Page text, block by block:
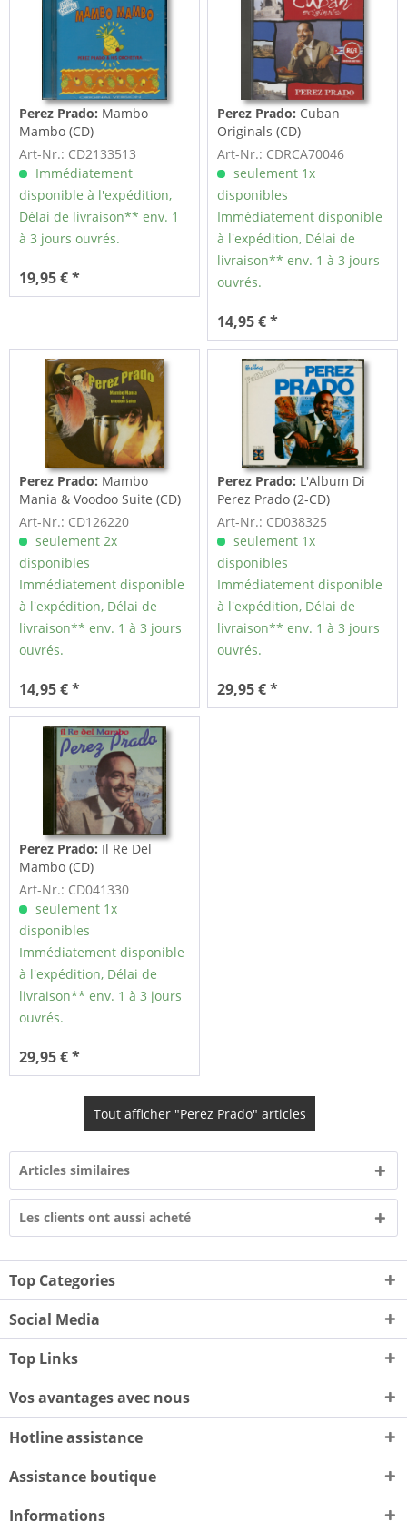
Perez Prado: Mambo
Mambo (CD)
Art-Nr.: CD2133513
Immédiatement
disponible à l'expédition,
Délai de livraison** env. 1
à 3 jours ouvrés.
19,95 € *
Perez Prado: Cuban
Originals (CD)
Art-Nr.: CDRCA70046
seulement 1x
disponibles
Immédiatement disponible
à l'expédition, Délai de
livraison** env. 1 à 3 jours
ouvrés.
14,95 € *
Perez Prado: Mambo
Mania & Voodoo Suite (CD)
Art-Nr.: CD126220
seulement 2x
disponibles
Immédiatement disponible
à l'expédition, Délai de
livraison** env. 1 à 3 jours
ouvrés.
14,95 € *
Perez Prado: L'Album Di
Perez Prado (2-CD)
Art-Nr.: CD038325
seulement 1x
disponibles
Immédiatement disponible
à l'expédition, Délai de
livraison** env. 1 à 3 jours
ouvrés.
29,95 € *
Perez Prado: Il Re Del
Mambo (CD)
Art-Nr.: CD041330
seulement 1x
disponibles
Immédiatement disponible
à l'expédition, Délai de
livraison** env. 1 à 3 jours
ouvrés.
29,95 € *
Tout afficher "Perez Prado" articles
Articles similaires
Les clients ont aussi acheté
Top Categories
Social Media
Top Links
Vos avantages avec nous
Hotline assistance
Assistance boutique
Informations